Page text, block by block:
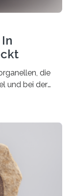
die
und bei der
präzise in
Ralf Erdmann
bislang
des
für die
ist. Die